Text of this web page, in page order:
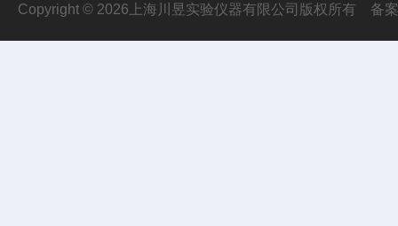
Copyright © 2026上海川昱实验仪器有限公司版权所有 备